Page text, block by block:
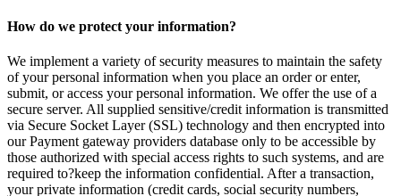
How do we protect your information?
We implement a variety of security measures to maintain the safety
of your personal information when you place an order or enter,
submit, or access your personal information. We offer the use of a
secure server. All supplied sensitive/credit information is transmitted
via Secure Socket Layer (SSL) technology and then encrypted into
our Payment gateway providers database only to be accessible by
those authorized with special access rights to such systems, and are
required to?keep the information confidential. After a transaction,
your private information (credit cards, social security numbers,